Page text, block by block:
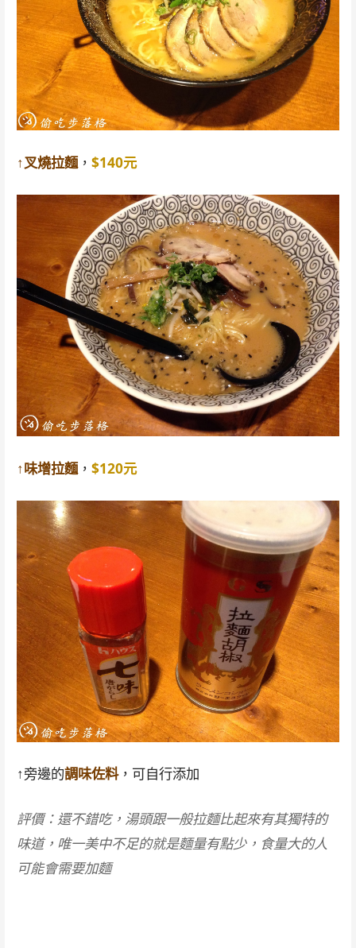
↑叉燒拉麵， $140元
↑味增拉麵， $120元
↑旁邊的調味佐料，可自行添加
評價：還不錯吃，湯頭跟一般拉麵比起來有其獨特的
味道，唯一美中不足的就是麵量有點少，食量大的人
可能會需要加麵